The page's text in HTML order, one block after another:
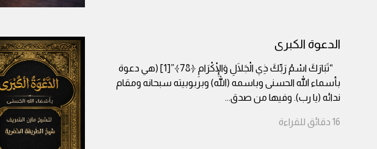
الدعوة الكبرى
“تَبَارَكَ اسْمُ رَبِّكَ ذِي الْجَلَالِ وَالْإِكْرَامِ ﴿78﴾”[1] (هي دعوة
بأسماء الله الحسنى وباسمه (الله) وبربوبيته سبحانه ومقام
ندائه (يا رب). وفيها من صدق...
16 دقائق للقراءة